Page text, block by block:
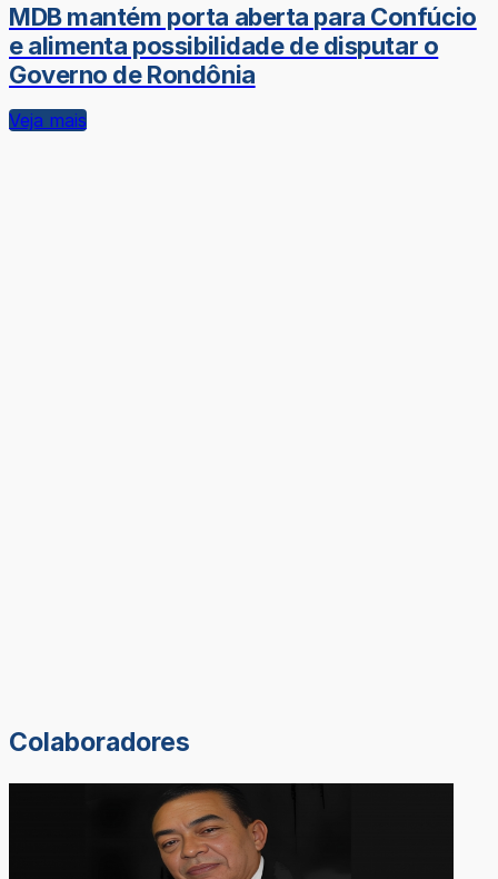
MDB mantém porta aberta para Confúcio
e alimenta possibilidade de disputar o
Governo de Rondônia
Veja mais
Colaboradores